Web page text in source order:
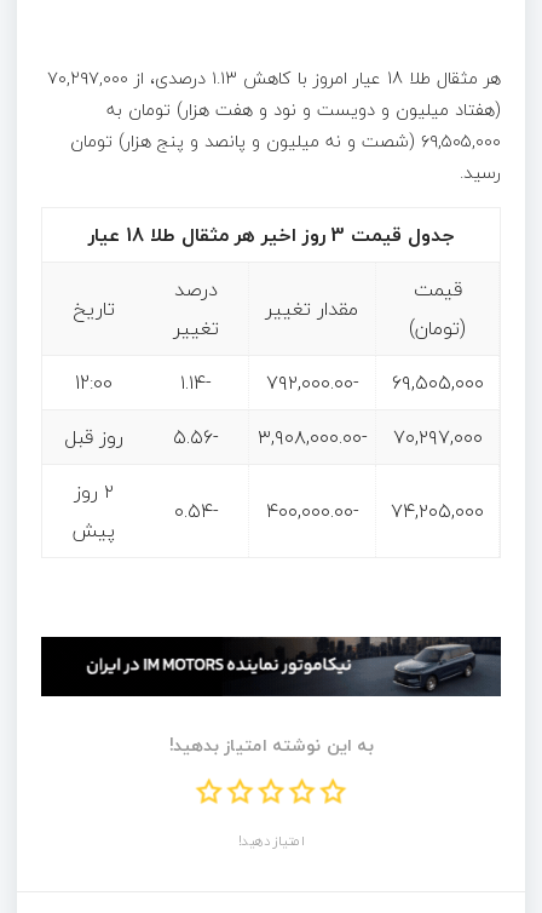
هر مثقال طلا 18 عیار امروز با کاهش ۱.۱۳ درصدی، از ۷۰,۲۹۷,۰۰۰
(هفتاد میلیون و دویست و نود و هفت هزار) تومان به
۶۹,۵۰۵,۰۰۰ (شصت و نه میلیون و پانصد و پنج هزار) تومان
رسید.
جدول قیمت 3 روز اخیر هر مثقال طلا 18 عیار
قیمت
(تومان)
مقدار تغییر
درصد
تغییر
تاریخ
۶۹,۵۰۵,۰۰۰ -۷۹۲,۰۰۰.۰۰ -۱.۱۴
12:00
۷۰,۲۹۷,۰۰۰
-۳,۹۰۸,۰۰۰.۰۰ -۵.۵۶ روز قبل
۷۴,۲۰۵,۰۰۰ -۴۰۰,۰۰۰.۰۰ -۰.۵۴
۲ روز
پیش
به این نوشته امتیاز بدهید!
امتیاز دهید!